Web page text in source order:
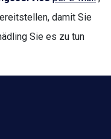
damit Sie
Sie es zu tun